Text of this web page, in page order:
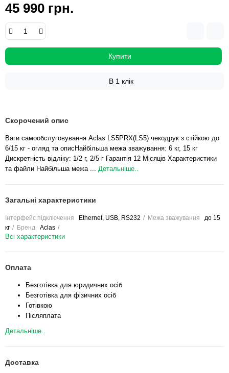
45 990 грн.
Купити
В 1 клік
Скорочений опис
Ваги самообслуговування Aclas LS5PRX(LS5) чекодрук з стійкою до
6/15 кг - огляд та описНайбільша межа зважування: 6 кг, 15 кг
Дискретність відліку: 1/2 г, 2/5 г Гарантія 12 Місяців Характеристики
та файли Найбільша межа ... Детальніше..
Загальні характеристики
Інтерфейс підключення Ethernet, USB, RS232 Межа зважування
до 15
кг
Бренд Aclas
Всі характеристики
Оплата
Безготівка для юридичних осіб
Безготівка для фізичних осіб
Готівкою
Післяплата
Детальніше..
Доставка